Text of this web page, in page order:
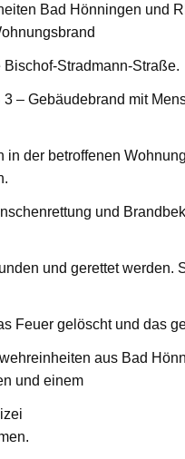
Bad Hönningen und
Stradmann-Straße.
– Gebäudebrand mit
der betroffenen
und
und gerettet werden.
Feuer gelöscht und das
aus Bad
und einem